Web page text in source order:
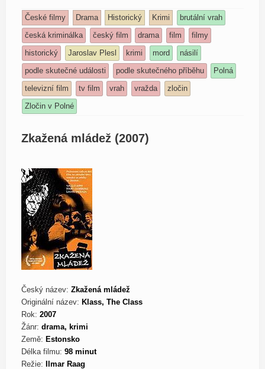
České filmy Drama Historický Krimi
brutální vrah
česká kriminálka
český film drama film
filmy
historický
Jaroslav Plesl krimi mord
násilí
podle skutečné události
podle skutečného příběhu
Polná
televizní film
tv film vrah vražda
zločin
Zločin v Polné
Zkažená mládež (2007)
Český název: Zkažená mládež
Originální název: Klass, The Class
Rok: 2007
Žánr: drama, krimi
Země: Estonsko
Délka filmu: 98 minut
Režie:
Ilmar Raag